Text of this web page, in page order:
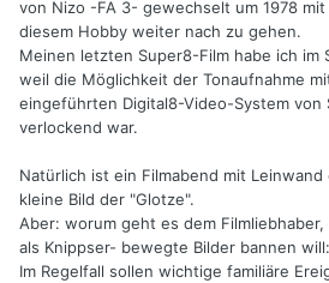
von Nizo -FA 3- gewechselt um 1978
diesem Hobby weiter nach zu gehen.
Meinen letzten Super8-Film habe ich im
weil die Möglichkeit der Tonaufnahme
eingeführten Digital8-Video-System von
verlockend war.
Natürlich ist ein Filmabend mit
kleine Bild der "Glotze".
Aber: worum geht es dem
als Knippser- bewegte Bilder bannen will:
Im Regelfall sollen wichtige familiäre